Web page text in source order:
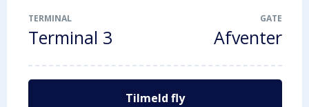
TERMINAL
Terminal 3
GATE
Afventer
Tilmeld fly